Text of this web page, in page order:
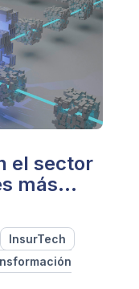
el sector
más
InsurTech